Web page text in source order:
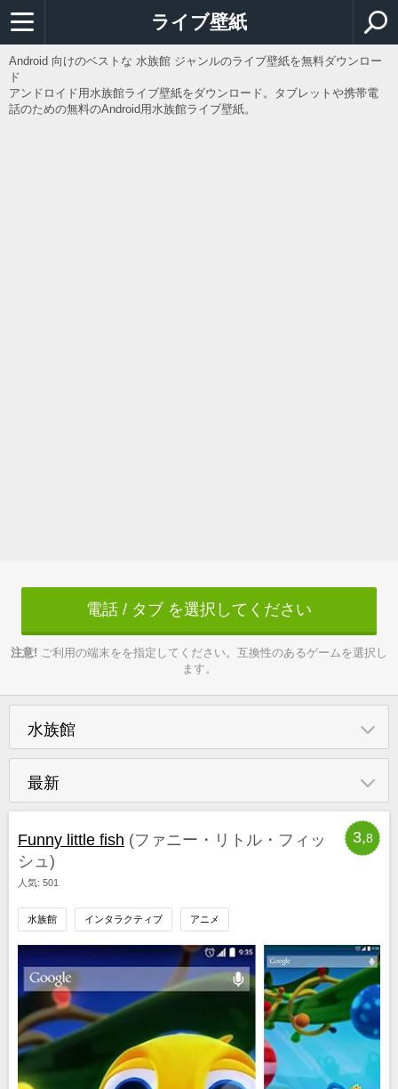
ライブ壁紙
Android 向けのベストな 水族館 ジャンルのライブ壁紙を無料ダウンロー
ド
アンドロイド用水族館ライブ壁紙をダウンロード。タブレットや携帯電
話のための無料のAndroid用水族館ライブ壁紙。
電話 / タブ を選択してください
注意! ご利用の端末をを指定してください。互換性のあるゲームを選択し
ます。
水族館
最新
3,8
Funny little fish (ファニー・リトル・フィッ
シュ)
人気: 501
水族館 インタラクティブ アニメ